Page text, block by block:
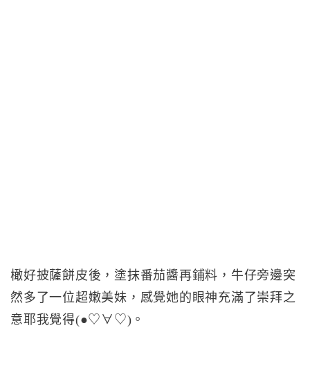
橄好披薩餅皮後，塗抹番茄醬再鋪料，牛仔旁邊突
然多了一位超嫩美妹，感覺她的眼神充滿了崇拜之
意耶我覺得(●♡∀♡)。